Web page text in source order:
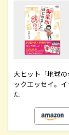
大ヒット「地球
ックエッセイ。
た